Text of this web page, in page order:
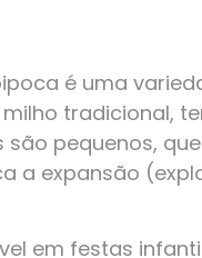
é uma
tradicional,
são pequenos,
a expansão
em festas